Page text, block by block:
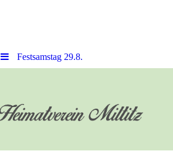
Festsamstag 29.8.